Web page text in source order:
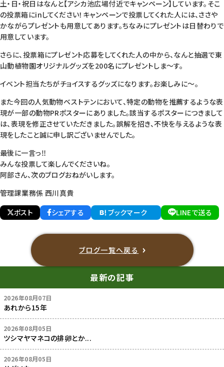
土・日・祝日はなんと【アシカ池広場付近でキャンペーン】しています。そこ
の投票箱にinしてください！キャンペーンで投票してくれた人には、ささや
かながらプレゼントも用意してあります。ちなみにプレゼントは日替わりで
用意しています。
さらに、投票箱にプレゼント応募をしてくれた人の中から、なんと抽選で東
山動植物園オリジナルグッズを200名にプレゼントしま～す。
イベント担当たちがチョイスするグッズになります。お楽しみに～。
また今回の人気動物ベストテンにおいて、特定の動物を推薦するような表
現が一部の動物PRポスターにありました。該当するポスターにつきまして
は、表現を修正させていただきました。誤解を招き、不快を与えるような表
現をしたこと誠に申し訳ございませんでした。
最後に一言っ‼︎
みんな投票して楽しんでくださいね。
阿部さん、次のブログおねがいします。
管理課業務係 西川真貴
ポスト
シェアする ブックマーク LINEで送る
ブログ一覧へ戻る
最新の記事
2026年08月07日
あれから15年
2026年08月05日
ツシマヤマネコの排卵とか...
2026年08月05日